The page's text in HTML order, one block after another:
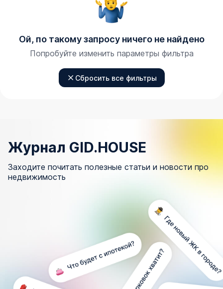
Ой, по такому запросу ничего не найдено
Попробуйте изменить параметры фильтра
Сбросить все фильтры
Журнал GID.HOUSE
Заходите почитать полезные статьи и новости про
недвижимость